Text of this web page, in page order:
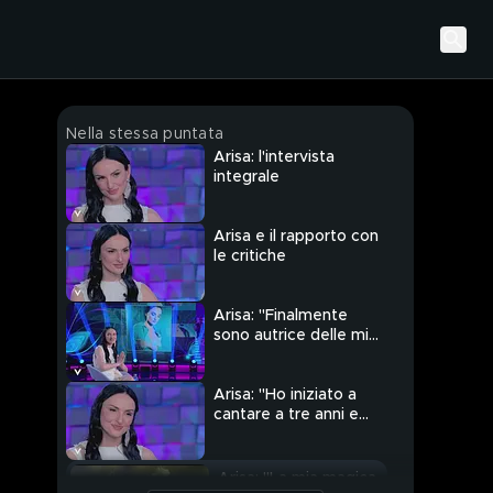
Nella stessa puntata
Arisa: l'intervista
integrale
Arisa e il rapporto con
le critiche
Arisa: "Finalmente
sono autrice delle mie
Arisa: "Ho iniziato a
cantare a tre anni e
Arisa: "La mia magica